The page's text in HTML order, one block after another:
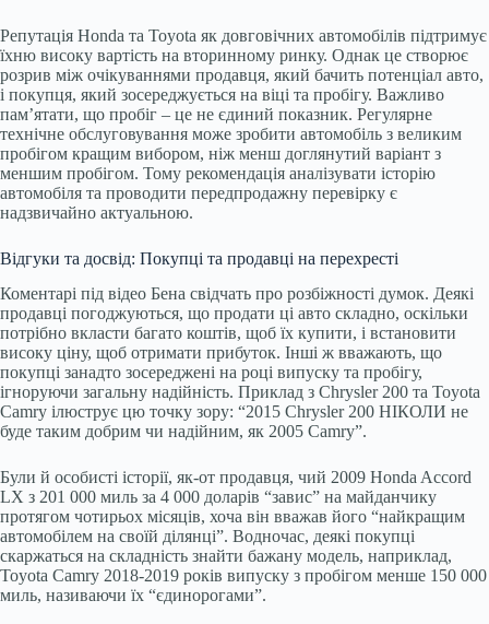
Репутація Honda та Toyota як довговічних автомобілів підтримує
їхню високу вартість на вторинному ринку. Однак це створює
розрив між очікуваннями продавця, який бачить потенціал авто,
і покупця, який зосереджується на віці та пробігу. Важливо
пам’ятати, що пробіг – це не єдиний показник. Регулярне
технічне обслуговування може зробити автомобіль з великим
пробігом кращим вибором, ніж менш доглянутий варіант з
меншим пробігом. Тому рекомендація аналізувати історію
автомобіля та проводити передпродажну перевірку є
надзвичайно актуальною.
Відгуки та досвід: Покупці та продавці на перехресті
Коментарі під відео Бена свідчать про розбіжності думок. Деякі
продавці погоджуються, що продати ці авто складно, оскільки
потрібно вкласти багато коштів, щоб їх купити, і встановити
високу ціну, щоб отримати прибуток. Інші ж вважають, що
покупці занадто зосереджені на році випуску та пробігу,
ігноруючи загальну надійність. Приклад з Chrysler 200 та Toyota
Camry ілюструє цю точку зору: “2015 Chrysler 200 НІКОЛИ не
буде таким добрим чи надійним, як 2005 Camry”.
Були й особисті історії, як-от продавця, чий 2009 Honda Accord
LX з 201 000 миль за 4 000 доларів “завис” на майданчику
протягом чотирьох місяців, хоча він вважав його “найкращим
автомобілем на своїй ділянці”. Водночас, деякі покупці
скаржаться на складність знайти бажану модель, наприклад,
Toyota Camry 2018-2019 років випуску з пробігом менше 150 000
миль, називаючи їх “єдинорогами”.